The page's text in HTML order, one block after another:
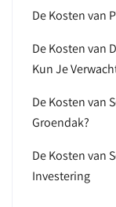
De Kosten van
De Kosten van
Kun Je
De Kosten van
Groendak?
De Kosten van
Investering